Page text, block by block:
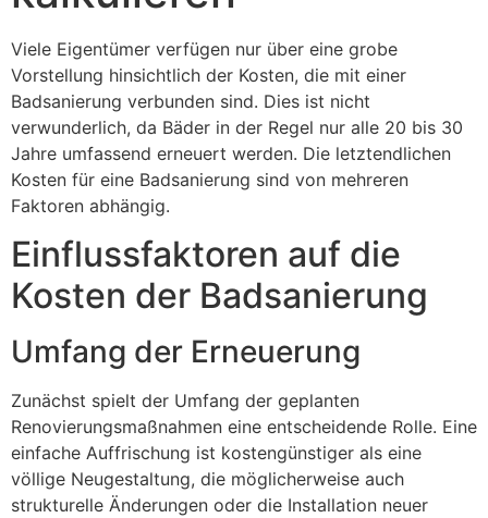
Viele Eigentümer verfügen nur über eine grobe
Vorstellung hinsichtlich der Kosten, die mit einer
Badsanierung verbunden sind. Dies ist nicht
verwunderlich, da Bäder in der Regel nur alle 20 bis 30
Jahre umfassend erneuert werden. Die letztendlichen
Kosten für eine Badsanierung sind von mehreren
Faktoren abhängig.
Einflussfaktoren auf die
Kosten der Badsanierung
Umfang der Erneuerung
Zunächst spielt der Umfang der geplanten
Renovierungsmaßnahmen eine entscheidende Rolle. Eine
einfache Auffrischung ist kostengünstiger als eine
völlige Neugestaltung, die möglicherweise auch
strukturelle Änderungen oder die Installation neuer